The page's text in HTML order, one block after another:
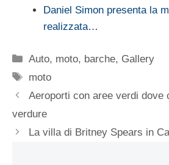
Daniel Simon presenta la
realizzata…
Categorie
Auto, moto, barche, Gallery
Tag
moto
Aeroporti con aree verdi dove
verdure
La villa di Britney Spears in